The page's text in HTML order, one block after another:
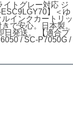
イトグレー対応 ジ
】＜ゆ
インクカートリッ
で安心。日本製。
日発送。 【適合プ
/ SC-P7050G /